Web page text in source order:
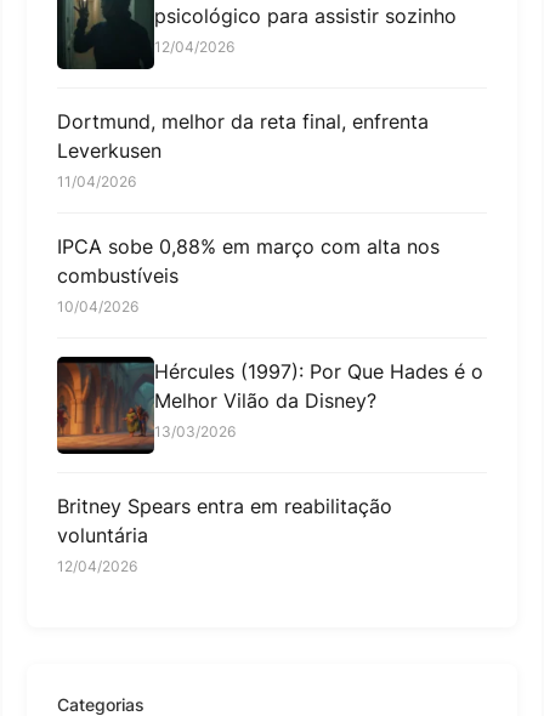
psicológico para assistir sozinho
12/04/2026
Dortmund, melhor da reta final, enfrenta
Leverkusen
11/04/2026
IPCA sobe 0,88% em março com alta nos
combustíveis
10/04/2026
Hércules (1997): Por Que Hades é o
Melhor Vilão da Disney?
13/03/2026
Britney Spears entra em reabilitação
voluntária
12/04/2026
Categorias